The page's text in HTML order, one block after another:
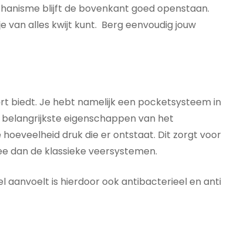
blijft de bovenkant goed openstaan.
van alles kwijt kunt. Berg eenvoudig jouw
biedt. Je hebt namelijk een pocketsysteem in
eigenschappen van het
druk die er ontstaat. Dit zorgt voor
dan de klassieke veersystemen.
aanvoelt is hierdoor ook antibacterieel en anti